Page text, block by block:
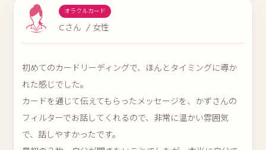
オラクルカード
Cさん / 女性
初めてのカードリーディングで、ほんとタイミングに導か
れた感じでした。
カードを通じて伝えてもらったメッセージを、かずさんの
フィルターでお話してくれるので、非常に温かい雰囲気
で、話しやすかったです。